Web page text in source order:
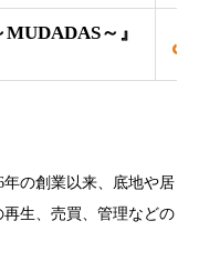
～』
の創業以来、底地や居
生、売買、管理などの